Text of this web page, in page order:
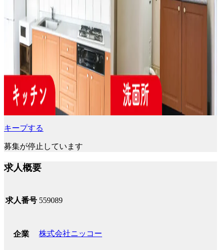
キープする
募集が停止しています
求人概要
求人番号 559089
企業 株式会社ニッコー